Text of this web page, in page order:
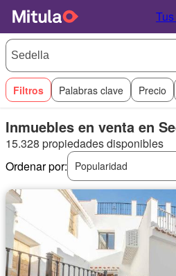
Filtros Palabras clave Precio
Inmuebles en venta en
15.328 propiedades disponibles
Ordenar por:
Popularidad